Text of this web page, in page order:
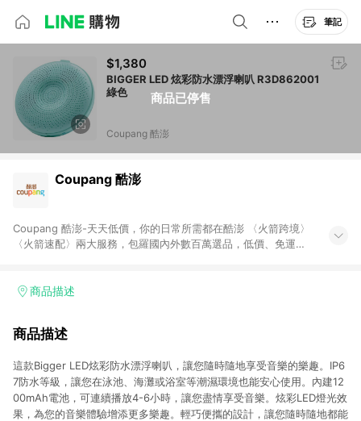
筆記
商品已停售
$1,380
BIGGER LED 炫彩防水漂浮喇叭 R3D862001
綠色
Coupang 酷澎
Coupang 酷澎
Coupang 酷澎-天天低價，你的日常所需都在酷澎 〈火箭跨境〉
〈火箭速配〉兩大服務，包羅國內外數百萬選品，低價、免運，
加入WOW會員告別湊免運，火箭速配、火箭跨境優質選品不限金
商品描述
商品描述
這款Bigger LED炫彩防水漂浮喇叭，讓您隨時隨地享受音樂的樂趣。IP6
7防水等級，讓您在泳池、海灘或浴室等潮濕環境也能安心使用。內建12
00mAh電池，可連續播放4-6小時，讓您盡情享受音樂。炫彩LED燈光效
果，為您的音樂體驗增添更多樂趣。輕巧便攜的設計，讓您隨時隨地都能